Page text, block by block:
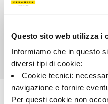
Questo sito web utilizza i
Informiamo che in questo
diversi tipi di cookie:
Cookie tecnici:
navigazione e fornire
Per questi cookie non
Share: